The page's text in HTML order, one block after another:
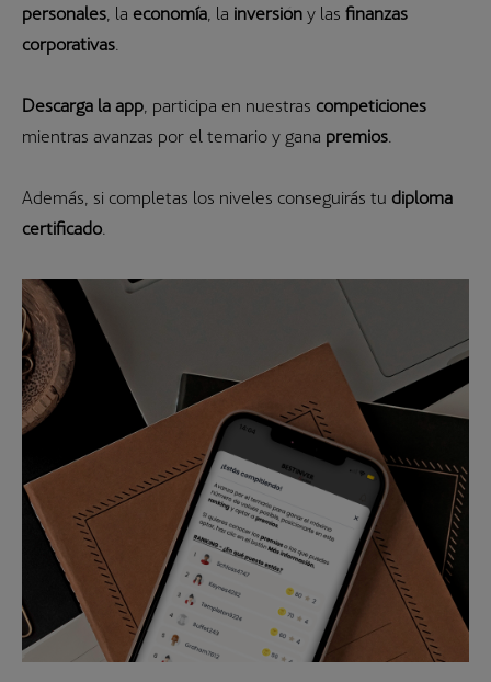
personales , la economía , la inversióny las finanzas
corporativas
Descarga la app , participa en nuestras competiciones
mientras avanzas por el temario y gana premios
Además, si completas los niveles conseguirás tu diploma
certificado